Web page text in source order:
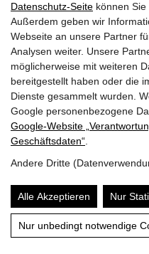
Datenschutz-Seite können Sie
Außerdem geben wir
Webseite an unsere Partner
Analysen weiter. Unsere
möglicherweise mit weiteren
bereitgestellt haben oder die
Dienste gesammelt wurden.
Google personenbezogene
Google‑Website
Geschäftsdaten“
Andere Dritte
Alle Akzeptieren Nur
Nur unbedingt notwendige
HOME
DAS TEAM